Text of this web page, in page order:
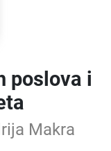
poslova i
Makra